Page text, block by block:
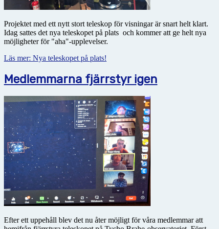
Projektet med ett nytt stort teleskop för visningar är snart helt klart.
Idag sattes det nya teleskopet på plats och kommer att ge helt nya
möjligheter för "aha"-upplevelser.
Läs mer: Nya teleskopet på plats!
Medlemmarna fjärrstyr igen
Efter ett uppehåll blev det nu åter möjligt för våra medlemmar att